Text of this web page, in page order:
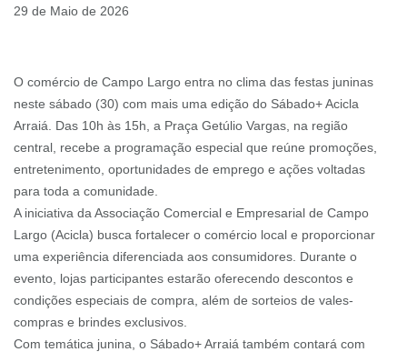
29 de Maio de 2026
O comércio de Campo Largo entra no clima das festas juninas
neste sábado (30) com mais uma edição do Sábado+ Acicla
Arraiá. Das 10h às 15h, a Praça Getúlio Vargas, na região
central, recebe a programação especial que reúne promoções,
entretenimento, oportunidades de emprego e ações voltadas
para toda a comunidade.
A iniciativa da Associação Comercial e Empresarial de Campo
Largo (Acicla) busca fortalecer o comércio local e proporcionar
uma experiência diferenciada aos consumidores. Durante o
evento, lojas participantes estarão oferecendo descontos e
condições especiais de compra, além de sorteios de vales-
compras e brindes exclusivos.
Com temática junina, o Sábado+ Arraiá também contará com